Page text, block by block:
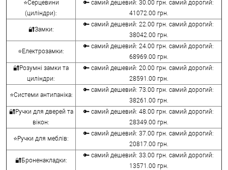
⭐Серцевини
(циліндри):
🔑 самий дешевий: 30.00 грн. самий дорогий:
41072.00 грн.
🔐Замки:
🔑 самий дешевий: 22.00 грн. самий дорогий:
38042.00 грн.
⭐Електрозамки:
🔑 самий дешевий: 24.00 грн. самий дорогий:
68969.00 грн.
🔐Розумні замки та
циліндри:
🔑 самий дешевий: 20.00 грн. самий дорогий:
28591.00 грн.
⭐Системи антипаніка:
🔑 самий дешевий: 73.00 грн. самий дорогий:
38261.00 грн.
🔐Ручки для дверей та
вікон:
🔑 самий дешевий: 48.00 грн. самий дорогий:
28349.00 грн.
⭐Ручки для меблів:
🔑 самий дешевий: 37.00 грн. самий дорогий:
20817.00 грн.
🔐Броненакладки:
🔑 самий дешевий: 33.00 грн. самий дорогий:
13571.00 грн.